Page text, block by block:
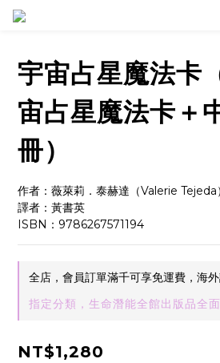
宇宙占星魔法卡
宙占星魔法卡＋
冊）
作者：薇萊莉．泰赫達（Valerie Tejeda）
譯者：黃書英
ISBN：9786267571194
全店，會員訂單滿千可享免運費，海
指定分類，生命潛能全館出版品全
NT$1,280